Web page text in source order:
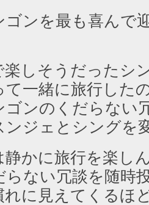
ゴンを最も喜んで
楽しそうだったシ
て一緒に旅行した
ゴンのくだらない
ンジェとシングを
静かに旅行を楽し
らない冗談を随時
れに見えてくるほ